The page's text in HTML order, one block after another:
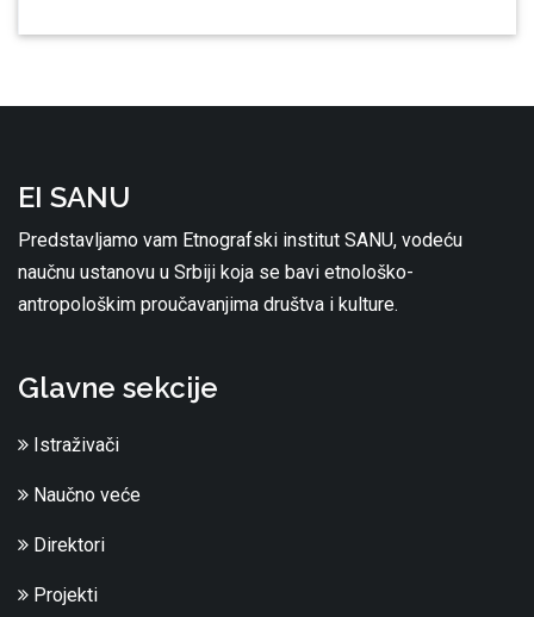
EI SANU
Predstavljamo vam Etnografski institut SANU, vodeću
naučnu ustanovu u Srbiji koja se bavi etnološko-
antropološkim proučavanjima društva i kulture.
Glavne sekcije
Istraživači
Naučno veće
Direktori
Projekti